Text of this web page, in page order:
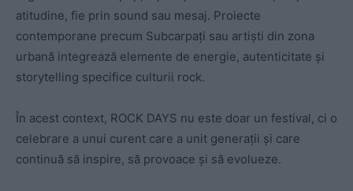
atitudine, fie prin sound sau mesaj. Proiecte
contemporane precum Subcarpați sau artiști din zona
urbană integrează elemente de energie, autenticitate și
storytelling specifice culturii rock.
În acest context, ROCK DAYS nu este doar un festival, ci o
celebrare a unui curent care a unit generații și care
continuă să inspire, să provoace și să evolueze.